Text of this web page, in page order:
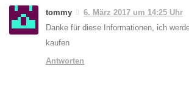
tommy
6. März 2017 um 14:25 Uhr
Danke für diese Informationen, ich
kaufen
Antworten